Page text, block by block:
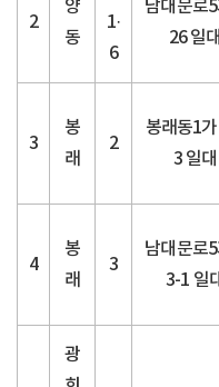
2
양
동
1·
6
남대문로
26 일대
3
봉
래
2
봉래동1
3 일대
4
봉
래
3
남대문로
3-1 일
광